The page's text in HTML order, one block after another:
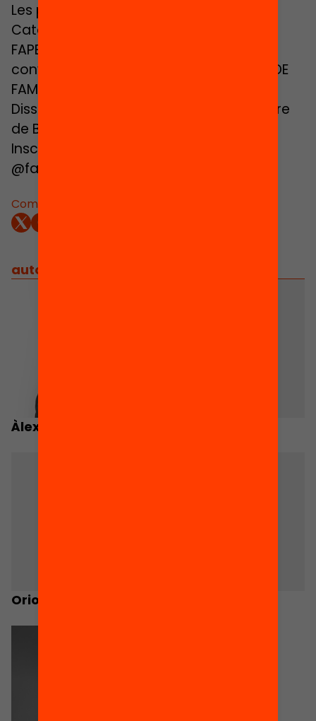
Comparteix:
Les principals federacions d’AMPA de
Catalunya -FAPAC, CCAPAC, FAPAES i
FAPEL- i l’Agrupació Escolar Catalana us
conviden a venir i participar al I FÒRUM DE
FAMÍLIES i EDUCACIÓ de CATALUNYA.
Dissabte 24 de maig a l’Institut del Teatre
de Barcelona.
Inscriu-te a www.familiesambveu.cat
@familiesambveu
autors
Àlex Castillo
Oriol Balancher